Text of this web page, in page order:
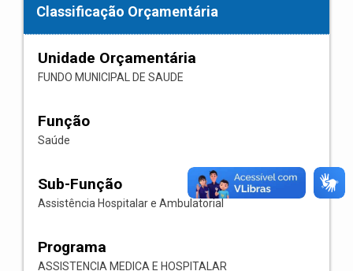
Classificação Orçamentária
Unidade Orçamentária
FUNDO MUNICIPAL DE SAUDE
Função
Saúde
Sub-Função
Assistência Hospitalar e Ambulatorial
Programa
ASSISTENCIA MEDICA E HOSPITALAR